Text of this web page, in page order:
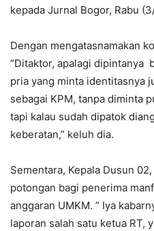
kepada Jurnal Bogor, Rabu
Dengan mengatasnamakan
“Ditaktor, apalagi dipintanya
pria yang minta identitasnya
sebagai KPM, tanpa diminta
tapi kalau sudah dipatok
keberatan,” keluh dia.
Sementara, Kepala Dusun
potongan bagi penerima
anggaran UMKM. ” Iya
laporan salah satu ketua RT,